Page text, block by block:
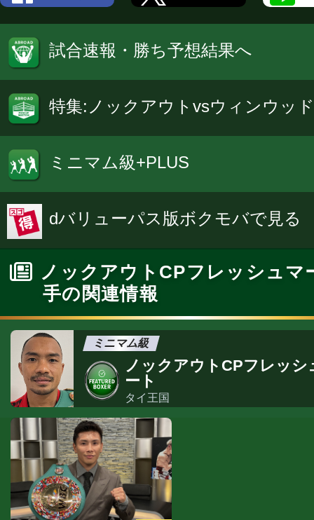
試合速報・勝ち予想結果へ
特集:ノックアウトvsウィンウッド
ミニマム級+PLUS
dバリューパス版ボクモバで見る
ノックアウトCPフレッシュマ
手の関連情報
ミニマム級
ノックアウトCPフレッシ
ート
タイ王国